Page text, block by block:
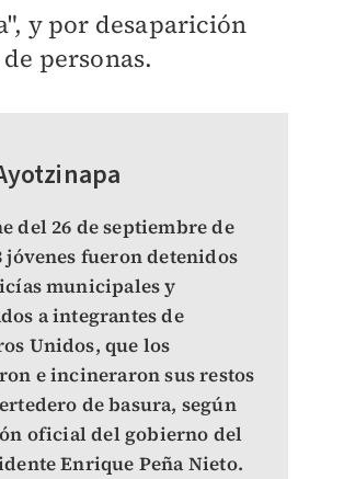
y por desaparición
personas.
del 26 de septiembre de
jóvenes fueron detenidos
municipales y
a integrantes de
Unidos, que los
e incineraron sus restos
de basura, según
oficial del gobierno del
Enrique Peña Nieto.